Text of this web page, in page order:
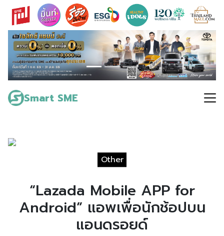
Skip
content
Smart SME
Search
for:
Other
“Lazada Mobile APP for
Android” แอพเพื่อนักช้อปบน
แอนดรอยด์